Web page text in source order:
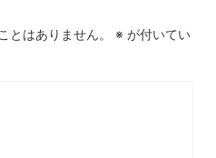
とはありません。 ※ が付いてい